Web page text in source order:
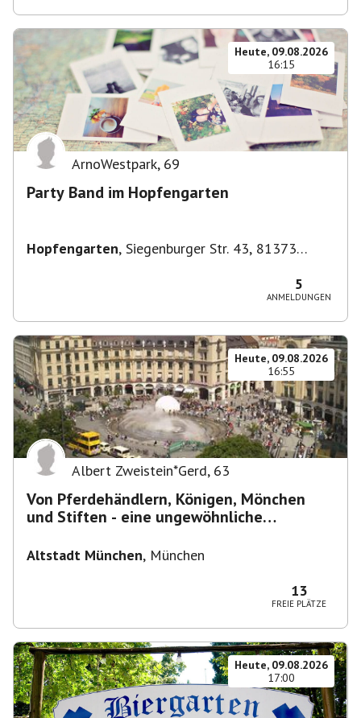
Heute, 09.08.2026
16:15
ArnoWestpark, 69
Party Band im Hopfengarten
Hopfengarten, Siegenburger Str. 43, 81373
5
ANMELDUNGEN
Heute, 09.08.2026
16:55
Albert Zweistein*Gerd, 63
Von Pferdehändlern, Königen, Mönchen
und Stiften - eine ungewöhnliche
Altstadt München, München
13
FREIE PLÄTZE
Heute, 09.08.2026
17:00